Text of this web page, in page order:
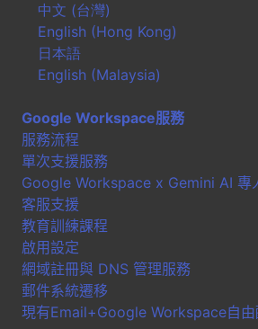
中文 (台灣)
English (Hong Kong)
日本語
English (Malaysia)
Google Workspace服務
服務流程
單次支援服務
Google Workspace x Gemini AI 專
客服支援
教育訓練課程
啟用設定
網域註冊與 DNS 管理服務
郵件系統遷移
現有Email+Google Workspace自由